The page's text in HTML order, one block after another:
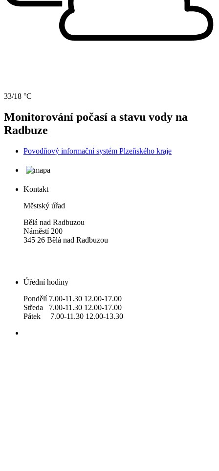
33/18 °C
Monitorování počasí a stavu vody na
Radbuze
Povodňový informační systém Plzeňského kraje
Kontakt
Městský úřad
Bělá nad Radbuzou
Náměstí 200
345 26 Bělá nad Radbuzou
Úřední hodiny
Pondělí 7.00-11.30 12.00-17.00
Středa 7.00-11.30 12.00-17.00
Pátek 7.00-11.30 12.00-13.30